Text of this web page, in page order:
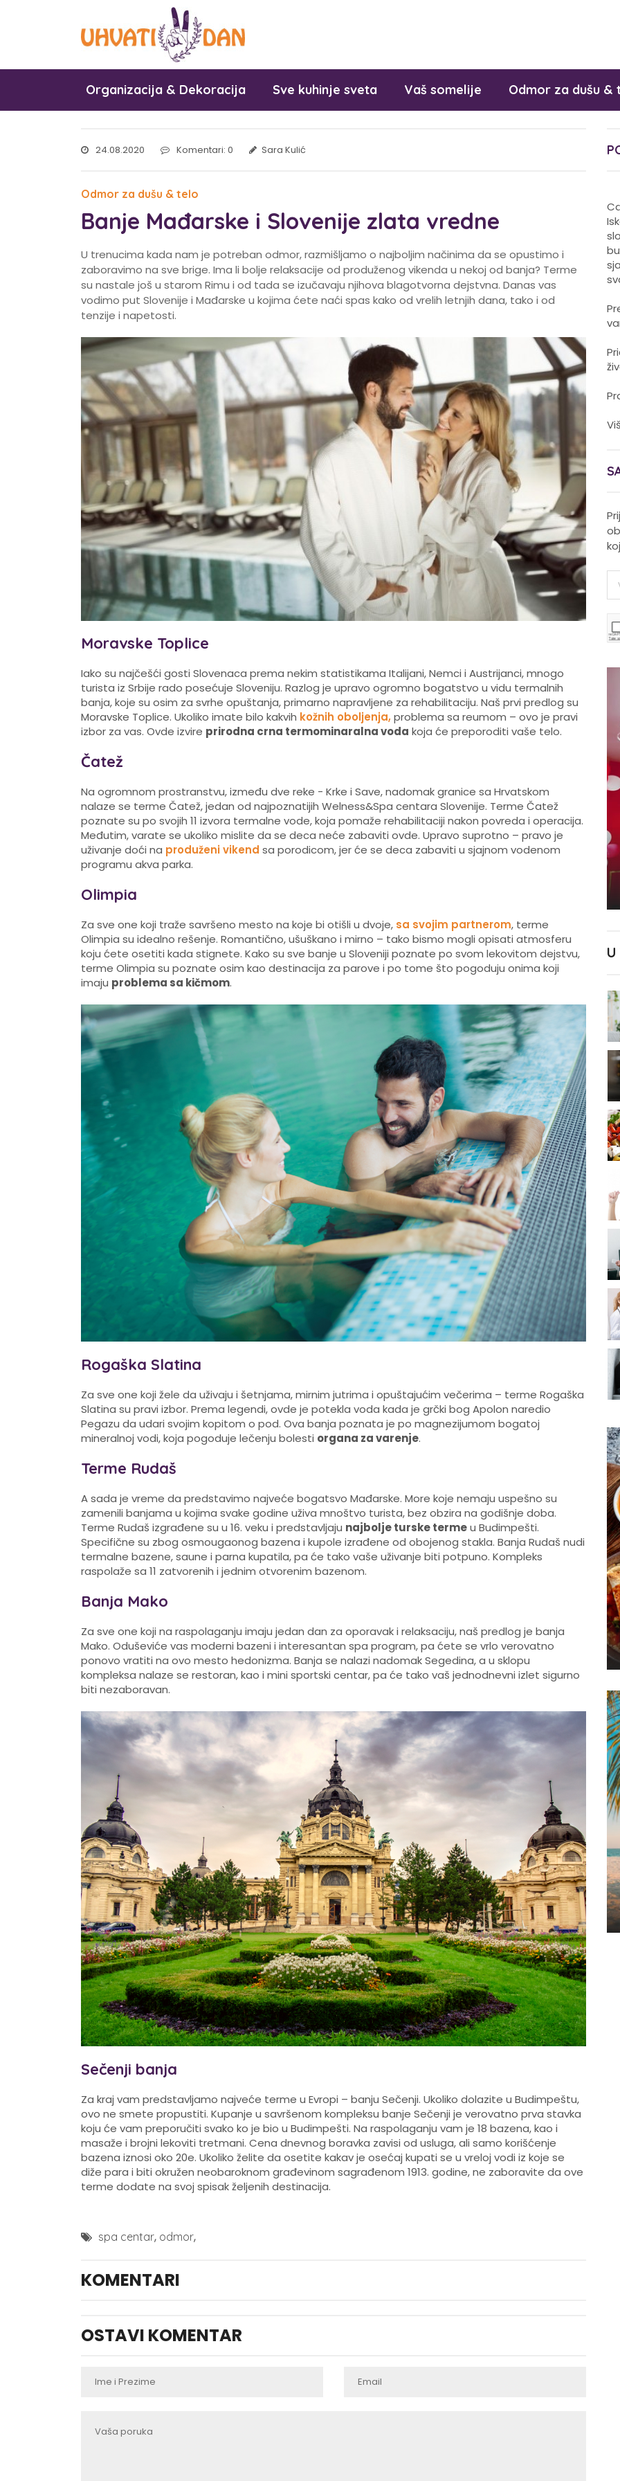
Organizacija & Dekoracija Sve kuhinje sveta Vaš somelije Odmor za dušu &
24.08.2020 Komentari: 0 Sara Kulić
Odmor za dušu & telo
Banje Mađarske i Slovenije zlata vredne
U trenucima kada nam je potreban odmor, razmišljamo o najboljim načinima da se opustimo i
zaboravimo na sve brige. Ima li bolje relaksacije od produženog vikenda u nekoj od banja? Terme
su nastale još u starom Rimu i od tada se izučavaju njihova blagotvorna dejstvna. Danas vas
vodimo put Slovenije i Mađarske u kojima ćete naći spas kako od vrelih letnjih dana, tako i od
tenzije i napetosti.
Moravske Toplice
Iako su najčešći gosti Slovenaca prema nekim statistikama Italijani, Nemci i Austrijanci, mnogo
turista iz Srbije rado posećuje Sloveniju. Razlog je upravo ogromno bogatstvo u vidu termalnih
banja, koje su osim za svrhe opuštanja, primarno napravljene za rehabilitaciju. Naš prvi predlog su
Moravske Toplice. Ukoliko imate bilo kakvih kožnih oboljenja,problema sa reumom – ovo je pravi
izbor za vas. Ovde izvire prirodna crna termominaralna voda koja će preporoditi vaše telo.
Čatež
Na ogromnom prostranstvu, između dve reke - Krke i Save, nadomak granice sa Hrvatskom
nalaze se terme Čatež, jedan od najpoznatijih Welness&Spa centara Slovenije. Terme Čatež
poznate su po svojih 11 izvora termalne vode, koja pomaže rehabilitaciji nakon povreda i operacija.
Međutim, varate se ukoliko mislite da se deca neće zabaviti ovde. Upravo suprotno – pravo je
uživanje doći na produženi vikend sa porodicom, jer će se deca zabaviti u sjajnom vodenom
programu akva parka.
Olimpia
Za sve one koji traže savršeno mesto na koje bi otišli u dvoje, sa svojim partnerom, terme
Olimpia su idealno rešenje. Romantično, ušuškano i mirno – tako bismo mogli opisati atmosferu
koju ćete osetiti kada stignete. Kako su sve banje u Sloveniji poznate po svom lekovitom dejstvu,
terme Olimpia su poznate osim kao destinacija za parove i po tome što pogoduju onima koji
imaju problema sa kičmom.
Rogaška Slatina
Za sve one koji žele da uživaju i šetnjama, mirnim jutrima i opuštajućim večerima – terme Rogaška
Slatina su pravi izbor. Prema legendi, ovde je potekla voda kada je grčki bog Apolon naredio
Pegazu da udari svojim kopitom o pod. Ova banja poznata je po magnezijumom bogatoj
mineralnoj vodi, koja pogoduje lečenju bolesti organa za varenje.
Terme Rudaš
A sada je vreme da predstavimo najveće bogatsvo Mađarske. More koje nemaju uspešno su
zamenili banjama u kojima svake godine uživa mnoštvo turista, bez obzira na godišnje doba.
Terme Rudaš izgrađene su u 16. veku i predstavljaju najbolje turske termeu Budimpešti.
Specifične su zbog osmougaonog bazena i kupole izrađene od obojenog stakla. Banja Rudaš nudi
termalne bazene, saune i parna kupatila, pa će tako vaše uživanje biti potpuno. Kompleks
raspolaže sa 11 zatvorenih i jednim otvorenim bazenom.
Banja Mako
Za sve one koji na raspolaganju imaju jedan dan za oporavak i relaksaciju, naš predlog je banja
Mako. Oduševiće vas moderni bazeni i interesantan spa program, pa ćete se vrlo verovatno
ponovo vratiti na ovo mesto hedonizma. Banja se nalazi nadomak Segedina, a u sklopu
kompleksa nalaze se restoran, kao i mini sportski centar, pa će tako vaš jednodnevni izlet sigurno
biti nezaboravan.
Sečenji banja
Za kraj vam predstavljamo najveće terme u Evropi – banju Sečenji. Ukoliko dolazite u Budimpeštu,
ovo ne smete propustiti. Kupanje u savršenom kompleksu banje Sečenji je verovatno prva stavka
koju će vam preporučiti svako ko je bio u Budimpešti. Na raspolaganju vam je 18 bazena, kao i
masaže i brojni lekoviti tretmani. Cena dnevnog boravka zavisi od usluga, ali samo korišćenje
bazena iznosi oko 20e. Ukoliko želite da osetite kakav je osećaj kupati se u vreloj vodi iz koje se
diže para i biti okružen neobaroknom građevinom sagrađenom 1913. godine, ne zaboravite da ove
terme dodate na svoj spisak željenih destinacija.
spa centar, odmor,
KOMENTARI
OSTAVI KOMENTAR
U